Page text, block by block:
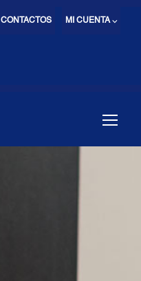
MI CUENTA ⌵
CONTACTOS